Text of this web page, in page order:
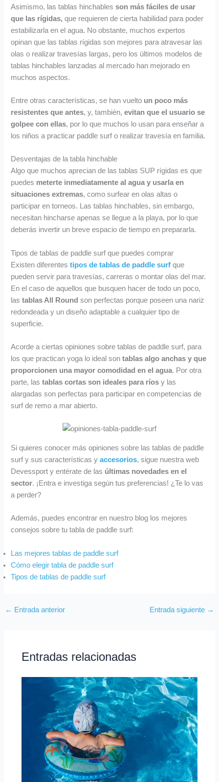
Asimismo, las tablas hinchables son más fáciles de usar
que las rígidas, que requieren de cierta habilidad para poder
estabilizarla en el agua. No obstante, muchos expertos
opinan que las tablas rígidas son mejores para atravesar las
olas o realizar travesías largas, pero los últimos modelos de
tablas hinchables lanzadas al mercado han mejorado en
muchos aspectos.
Entre otras características, se han vuelto un poco más
resistentes que antes, y, también,evitan que el usuario se
golpee con ellas, por lo que muchos lo usan para enseñar a
los niños a practicar paddle surf o realizar travesía en familia.
Desventajas de la tabla hinchable
Algo que muchos aprecian de las tablas SUP rígidas es que
puedes meterte inmediatamente al agua y usarla en
situaciones extremas, como surfear en olas altas o
participar en torneos. Las tablas hinchables, sin embargo,
necesitan hincharse apenas se llegue a la playa, por lo que
deberás invertir un breve espacio de tiempo en prepararla.
Tipos de tablas de paddle surf que puedes comprar
Existen diferentestipos de tablas de paddle surf que
pueden servir para travesías, carreras o montar olas del mar.
En el caso de aquellos que busquen hacer de todo un poco,
lastablas All Roundson perfectas porque poseen una nariz
redondeada y un diseño adaptable a cualquier tipo de
superficie.
Acorde a ciertas opiniones sobre tablas de paddle surf, para
los que practican yoga lo ideal sontablas algo anchas y que
proporcionen una mayor comodidad en el agua. Por otra
parte, lastablas cortas son ideales para ríos y las
alargadas son perfectas para participar en competencias de
surf de remo a mar abierto.
Si quieres conocer más opiniones sobre las tablas de paddle
surf y sus características yaccesorios, sigue nuestra web
Devessport y entérate de las últimas novedades en el
sector. ¡Entra e investiga según tus preferencias! ¿Te lo vas
a perder?
Además, puedes encontrar en nuestro blog los mejores
consejos sobre tu tabla de paddle surf:
Las mejores tablas de paddle surf
Cómo elegir tabla de paddle surf
Tipos de tablas de paddle surf
← Entrada anterior Entrada siguiente →
Entradas relacionadas